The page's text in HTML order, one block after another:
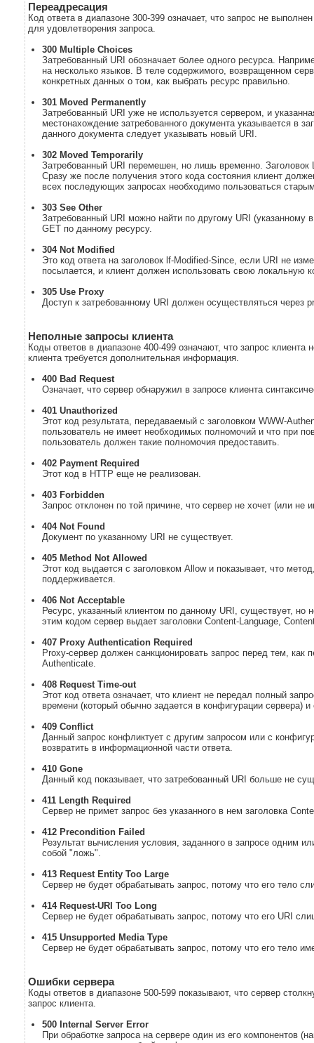
Переадресация
Код ответа в диапазоне 300-399 означает, что запрос не
для удовлетворения запроса.
300 Multiple Choices
Затребованный URI обозначает более одного ресурса.
на несколько языков. В теле содержимого, возвращенном
конкретных данных о том, как выбрать ресурс правильно.
301 Moved Permanently
Затребованный URI уже не используется сервером, и
местонахождение затребованного документа указывается в
данного документа следует указывать новый URI.
302 Moved Temporarily
Затребованный URI перемешен, но лишь временно. Заголовок
Сразу же после получения этого кода состояния клиент
всех последующих запросах необходимо пользоваться
303 See Other
Затребованный URI можно найти по другому URI (указанному
GET по данному ресурсу.
304 Not Modified
Это код ответа на заголовок lf-Modified-Since, если URI не
посылается, и клиент должен использовать свою локальную
305 Use Proxy
Доступ к затребованному URI должен осуществляться через
Неполные запросы клиента
Коды ответов в диапазоне 400-499 означают, что запрос
клиента требуется дополнительная информация.
400 Bad Request
Означает, что сервер обнаружил в запросе клиента
401 Unauthorized
Этот код результата, передаваемый с заголовком WWW-
пользователь не имеет необходимых полномочий и что при
пользователь должен такие полномочия предоставить.
402 Payment Required
Этот код в HTTP еще не реализован.
403 Forbidden
Запрос отклонен по той причине, что сервер не хочет (или не
404 Not Found
Документ по указанному URI не существует.
405 Method Not Allowed
Этот код выдается с заголовком Allow и показывает, что
поддерживается.
406 Not Acceptable
Ресурс, указанный клиентом по данному URI, существует,
этим кодом сервер выдает заголовки Content-Language,
407 Proxy Authentication Required
Proxy-сервер должен санкционировать запрос перед тем, как
Authenticate.
408 Request Time-out
Этот код ответа означает, что клиент не передал полный
времени (который обычно задается в конфигурации сервера)
409 Conflict
Данный запрос конфликтует с другим запросом или с
возвратить в информационной части ответа.
410 Gone
Данный код показывает, что затребованный URI больше не
411 Length Required
Сервер не примет запрос без указанного в нем заголовка
412 Precondition Failed
Результат вычисления условия, заданного в запросе одним
собой "ложь".
413 Request Entity Too Large
Сервер не будет обрабатывать запрос, потому что его тело
414 Request-URI Too Long
Сервер не будет обрабатывать запрос, потому что его URI
415 Unsupported Media Type
Сервер не будет обрабатывать запрос, потому что его тело
Ошибки сервера
Коды ответов в диапазоне 500-599 показывают, что сервер
запрос клиента.
500 Internal Server Error
При обработке запроса на сервере один из его компонентов